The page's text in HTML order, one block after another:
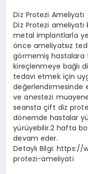
Diz Protezi Ameliyatı
Diz Protezi
metal implantlarla
önce ameliyatsız
görmemiş hastalara
kireçlenmeye bağlı
tedavi etmek için
değerlendirmesinde
ve anestezi
seansta çift diz
dönemde hastalar
yürüyebilir.2 hafta
devam eder.
Detaylı Bilgi:
protezi-ameliyati